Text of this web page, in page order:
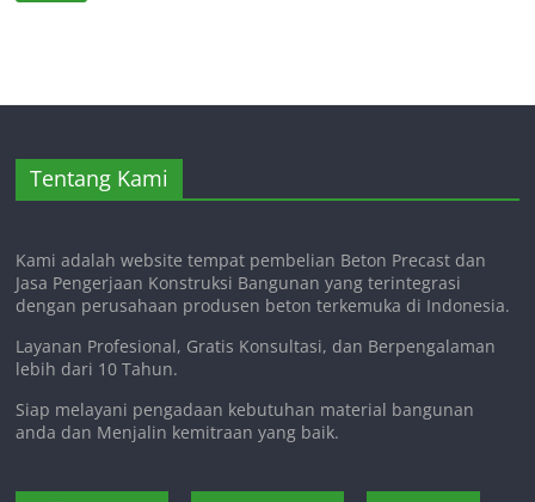
Tentang Kami
Kami adalah website tempat pembelian Beton Precast dan
Jasa Pengerjaan Konstruksi Bangunan yang terintegrasi
dengan perusahaan produsen beton terkemuka di Indonesia.
Layanan Profesional, Gratis Konsultasi, dan Berpengalaman
lebih dari 10 Tahun.
Siap melayani pengadaan kebutuhan material bangunan
anda dan Menjalin kemitraan yang baik.